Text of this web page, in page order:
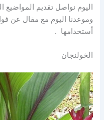
اليوم نواصل تقديم المواضيع
وموعدنا اليوم مع مقال عن
أستخدامها .
الخولنجان